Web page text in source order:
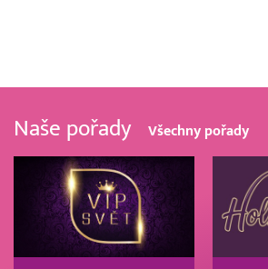
Naše pořady Všechny pořady